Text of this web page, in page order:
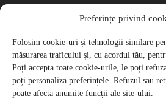
Preferințe privind
Folosim cookie-uri și tehnologii similare
măsurarea traficului și, cu acordul tău,
Poți accepta toate cookie-urile, le poți
poți personaliza preferințele. Refuzul sau
poate afecta anumite funcții ale site-ului.
Retur
Cariere
Politica de Confidentialitate
Politica de cookie-uri